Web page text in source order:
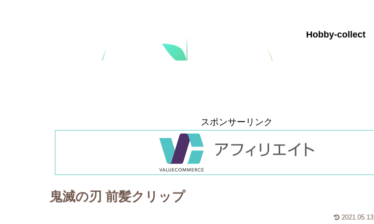
Hobby-collect
スポンサーリンク
鬼滅の刃 前髪クリップ
2021.05.13